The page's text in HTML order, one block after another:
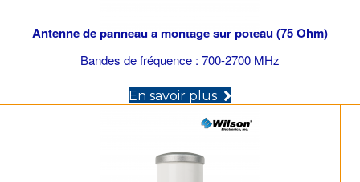
Antenne de panneau à montage sur poteau (75 Ohm)
Bandes de fréquence : 700-2700 MHz
En savoir plus (opens in new tab)